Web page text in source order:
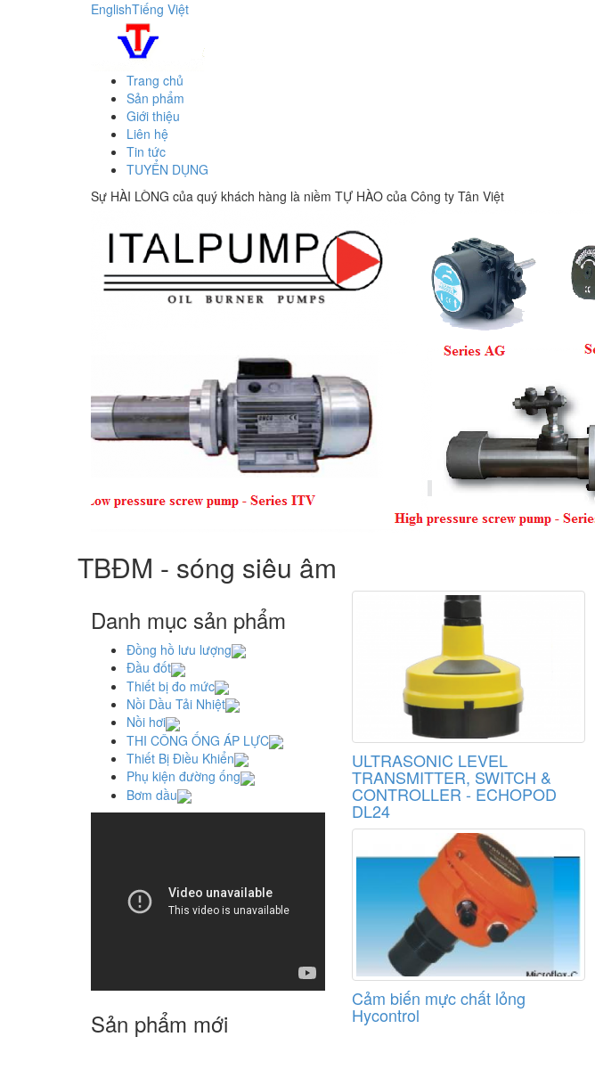
EnglishTiếng Việt
Trang chủ
Sản phẩm
Giới thiệu
Liên hệ
Tin tức
TUYỂN DỤNG
Sự HÀI LÒNG của quý khách hàng là niềm TỰ HÀO của Công ty Tân Việt
TBĐM - sóng siêu âm
Danh mục sản phẩm
Đồng hồ lưu lượng
Đầu đốt
Thiết bị đo mức
Nồi Dầu Tải Nhiệt
Nồi hơi
THI CÔNG ỐNG ÁP LỰC
Thiết Bị Điều Khiển
Phụ kiện đường ống
Bơm dầu
Sản phẩm mới
ULTRASONIC LEVEL
TRANSMITTER, SWITCH &
CONTROLLER - ECHOPOD
DL24
Cảm biến mực chất lỏng
Hycontrol